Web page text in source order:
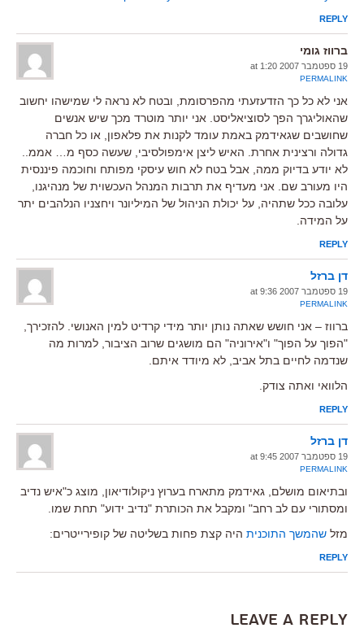
REPLY
ברווז גומי
19 ספטמבר 2007 at 1:20
PERMALINK
אני לא כל כך הזדעזעתי מהפרסומת, ובטח לא נראה לי שמישהו יחשוב
שהאוליגרך הפך לסוציאליסט. אני יותר מוטרד מכך שיש אנשים
שחושבים שגאידמק באמת עומד לקנות את פלאפון, או כל חברה
גדולה ורצינית אחרת. האיש ליצן אימפולסיבי, שעשה כסף מ… אממ..
לא יודע בדיוק ממה, אבל בטח לא חוש עיסקי מפותח וחוכמה פיננסית
היו מעורב שם. אני מעדיף את תרבות המנהל העכשוית של מנהיגנו,
עלובה ככל שתהיה, על יכולת הניהול של המיליונר ויחצניו הנלהבים יתר
על המידה.
REPLY
דן ברזל
19 ספטמבר 2007 at 9:36
PERMALINK
ברווז – אני חושש שאתה נותן יותר מידי קרדיט למין האנושי. להזכירך,
"הפוך על הפוך" ו"אירוניה" הם מושגים שרוב הציבור, למרות מה
שנדמה לחיים בתל אביב, לא מיודד איתם.
הלוואי ואתה צודק.
REPLY
דן ברזל
19 ספטמבר 2007 at 9:45
PERMALINK
ובתיאום מושלם, גאידמק מתארח בערוץ ניקולודיאון, מוצג כ"איש נדיב
ומסתורי עם לב רחב" ומקבל את הכותרת "נדיב ידוע" תחת שמו.
מזל שהמשך התוכנית היה קצת פחות בשליטה של קופירייטרים:
REPLY
Leave a Reply